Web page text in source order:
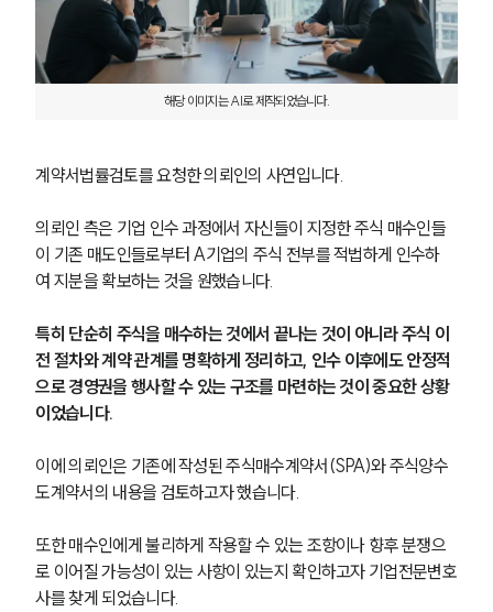
해당 이미지는 AI로 제작되었습니다.
계약서법률검토를 요청한 의뢰인의 사연입니다.
의뢰인 측은 기업 인수 과정에서 자신들이 지정한 주식 매수인들
이 기존 매도인들로부터 A기업의 주식 전부를 적법하게 인수하
여 지분을 확보하는 것을 원했습니다.
특히 단순히 주식을 매수하는 것에서 끝나는 것이 아니라 주식 이
전 절차와 계약 관계를 명확하게 정리하고, 인수 이후에도 안정적
으로 경영권을 행사할 수 있는 구조를 마련하는 것이 중요한 상황
이었습니다.
이에 의뢰인은 기존에 작성된 주식매수계약서(SPA)와 주식양수
도계약서의 내용을 검토하고자 했습니다.
또한 매수인에게 불리하게 작용할 수 있는 조항이나 향후 분쟁으
로 이어질 가능성이 있는 사항이 있는지 확인하고자 기업전문변호
사를 찾게 되었습니다.